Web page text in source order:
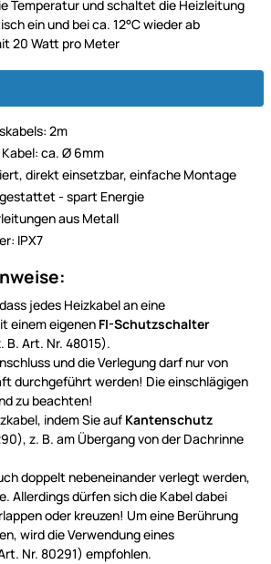
Temperatur und schaltet die Heizleitung
ein und bei ca. 12°C wieder ab
20 Watt pro Meter
2m
ca. Ø 6mm
direkt einsetzbar, einfache Montage
- spart Energie
aus Metall
IPX7
jedes Heizkabel an eine
einem eigenen FI-Schutzschalter
Art. Nr. 48015).
und die Verlegung darf nur von
durchgeführt werden! Die einschlägigen
zu beachten!
indem Sie auf Kantenschutz
z. B. am Übergang von der Dachrinne
doppelt nebeneinander verlegt werden,
Allerdings dürfen sich die Kabel dabei
oder kreuzen! Um eine Berührung
wird die Verwendung eines
Nr. 80291) empfohlen.